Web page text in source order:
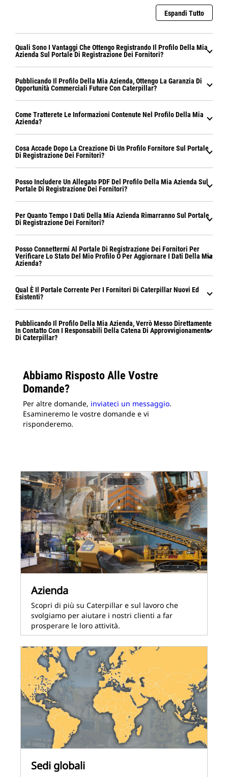
Espandi Tutto
Quali Sono I Vantaggi Che Ottengo Registrando Il Profilo Della Mia
Azienda Sul Portale Di Registrazione Dei Fornitori?
Pubblicando Il Profilo Della Mia Azienda, Ottengo La Garanzia Di
Opportunità Commerciali Future Con Caterpillar?
Come Tratterete Le Informazioni Contenute Nel Profilo Della Mia
Azienda?
Cosa Accade Dopo La Creazione Di Un Profilo Fornitore Sul Portale
Di Registrazione Dei Fornitori?
Posso Includere Un Allegato PDF Del Profilo Della Mia Azienda Sul
Portale Di Registrazione Dei Fornitori?
Per Quanto Tempo I Dati Della Mia Azienda Rimarranno Sul Portale
Di Registrazione Dei Fornitori?
Posso Connettermi Al Portale Di Registrazione Dei Fornitori Per
Verificare Lo Stato Del Mio Profilo O Per Aggiornare I Dati Della Mia
Azienda?
Qual È Il Portale Corrente Per I Fornitori Di Caterpillar Nuovi Ed
Esistenti?
Pubblicando Il Profilo Della Mia Azienda, Verrò Messo Direttamente
In Contatto Con I Responsabili Della Catena Di Approvvigionamento
Di Caterpillar?
Abbiamo Risposto Alle Vostre
Domande?
Per altre domande, inviateci un messaggio.
Esamineremo le vostre domande e vi
risponderemo.
Azienda
Scopri di più su Caterpillar e sul lavoro che
svolgiamo per aiutare i nostri clienti a far
prosperare le loro attività.
Sedi globali